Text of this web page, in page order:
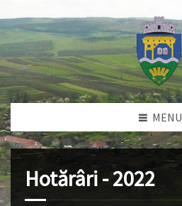
MENU
Hotărâri - 2022